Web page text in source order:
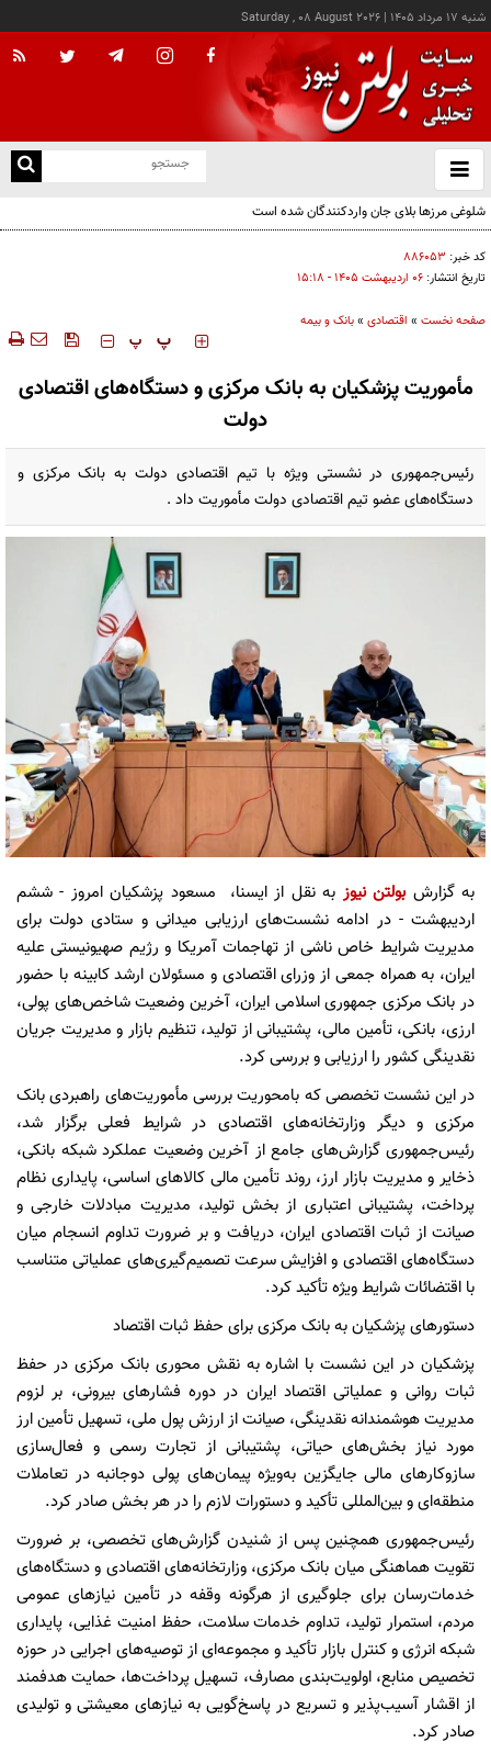
شنبه ۱۷ مرداد ۱۴۰۵ |
Saturday , 08 August 2026
باز
و
شلوغی مرزها بلای جان واردکنندگان شده است
کد خبر: ۸۸۶۰۵۳
تاریخ انتشار: ۰۶ ارديبهشت ۱۴۰۵ - ۱۵:۱۸
صفحه نخست » اقتصادی »بانک و بیمه
‍‍‍ پ پ
مأموریت پزشکیان به بانک مرکزی و دستگاه‌های اقتصادی
دولت
رئیس‌جمهوری در نشستی ویژه با تیم اقتصادی دولت به بانک مرکزی و
دستگاه‌های عضو تیم اقتصادی دولت مأموریت داد .
به گزارشبولتن نیوز به نقل از ایسنا، مسعود پزشکیان امروز - ششم
اردیبهشت‌ - در ادامه نشست‌های ارزیابی میدانی و ستادی دولت برای
مدیریت شرایط خاص ناشی از تهاجمات آمریکا و رژیم صهیونیستی علیه
ایران، به همراه جمعی از وزرای اقتصادی و مسئولان ارشد کابینه با حضور
در بانک مرکزی جمهوری اسلامی ایران، آخرین وضعیت شاخص‌های پولی،
ارزی، بانکی، تأمین مالی، پشتیبانی از تولید، تنظیم بازار و مدیریت جریان
نقدینگی کشور را ارزیابی و بررسی کرد.
در این نشست تخصصی که بامحوریت بررسی مأموریت‌های راهبردی بانک
مرکزی و دیگر وزارتخانه‌های اقتصادی در شرایط فعلی برگزار شد،
رئیس‌جمهوری گزارش‌های جامع از آخرین وضعیت عملکرد شبکه بانکی،
ذخایر و مدیریت بازار ارز، روند تأمین مالی کالاهای اساسی، پایداری نظام
پرداخت، پشتیبانی اعتباری از بخش تولید، مدیریت مبادلات خارجی و
صیانت از ثبات اقتصادی ایران، دریافت و بر ضرورت تداوم انسجام میان
دستگاه‌های اقتصادی و افزایش سرعت تصمیم‌گیری‌های عملیاتی متناسب
با اقتضائات شرایط ویژه تأکید کرد.
دستورهای پزشکیان به بانک مرکزی برای حفظ ثبات اقتصاد
پزشکیان در این نشست با اشاره به نقش محوری بانک مرکزی در حفظ
ثبات روانی و عملیاتی اقتصاد ایران در دوره فشارهای بیرونی، بر لزوم
مدیریت هوشمندانه نقدینگی، صیانت از ارزش پول ملی، تسهیل تأمین ارز
مورد نیاز بخش‌های حیاتی، پشتیبانی از تجارت رسمی و فعال‌سازی
سازوکارهای مالی جایگزین به‌ویژه پیمان‌های پولی دوجانبه در تعاملات
منطقه‌ای و بین‌المللی تأکید و دستورات لازم را در هر بخش صادر کرد.
رئیس‌جمهوری همچنین پس از شنیدن گزارش‌های تخصصی، بر ضرورت
تقویت هماهنگی میان بانک مرکزی، وزارتخانه‌های اقتصادی و دستگاه‌های
خدمات‌رسان برای جلوگیری از هرگونه وقفه در تأمین نیازهای عمومی
مردم، استمرار تولید، تداوم خدمات سلامت، حفظ امنیت غذایی، پایداری
شبکه انرژی و کنترل بازار تأکید و مجموعه‌ای از توصیه‌های اجرایی در حوزه
تخصیص منابع، اولویت‌بندی مصارف، تسهیل پرداخت‌ها، حمایت هدفمند
از اقشار آسیب‌پذیر و تسریع در پاسخ‌گویی به نیازهای معیشتی و تولیدی
صادر کرد.